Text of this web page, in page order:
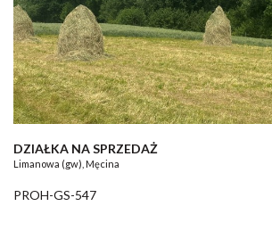
DZIAŁKA NA SPRZEDAŻ
Limanowa (gw), Męcina
PROH-GS-547